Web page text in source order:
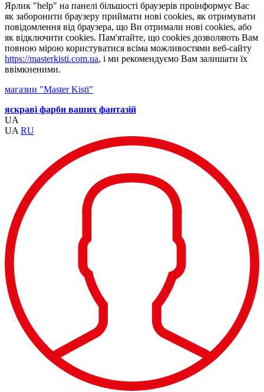
Ярлик "help" на панелі більшості браузерів проінформує Вас
як заборонити браузеру приймати нові cookies, як отримувати
повідомлення від браузера, що Ви отримали нові cookies, або
як відключити cookies. Пам'ятайте, що cookies дозволяють Вам
повною мірою користуватися всіма можливостями веб-сайту
https://masterkisti.com.ua, і ми рекомендуємо Вам залишати їх
ввімкненими.
магазин "Master Kisti"
яскраві фарби ваших фантазій
UA
UA RU